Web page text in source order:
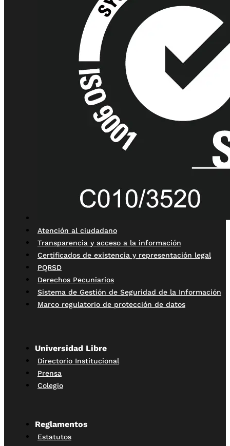
Atención al ciudadano
Transparencia y acceso a la información
Certificados de existencia y representación legal
PQRSD
Derechos Pecuniarios
Sistema de Gestión de Seguridad de la Información
Marco regulatorio de protección de datos
Universidad Libre
Directorio Institucional
Prensa
Colegio
Reglamentos
Estatutos